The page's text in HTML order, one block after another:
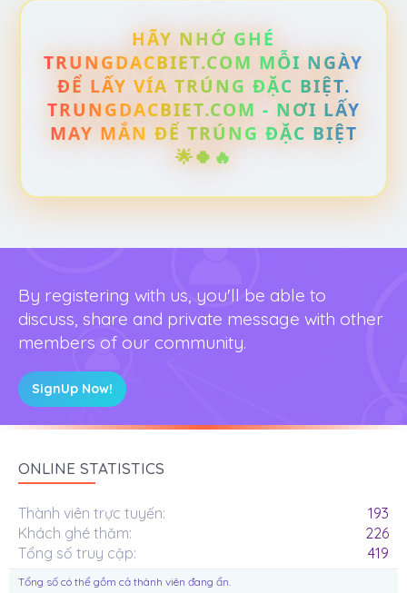
HÃY NHỚ GHÉ
TRUNGDACBIET.COM MỖI NGÀY
ĐỂ LẤY VÍA TRÚNG ĐẶC BIỆT.
TRUNGDACBIET.COM - NƠI LẤY
MAY MẮN ĐỂ TRÚNG ĐẶC BIỆT
🌟🍀🔥
By registering with us, you'll be able to
discuss, share and private message with other
members of our community.
SignUp Now!
ONLINE STATISTICS
Thành viên trực tuyến
193
Khách ghé thăm
226
Tổng số truy cập
419
Tổng số có thể gồm cả thành viên đang ẩn.